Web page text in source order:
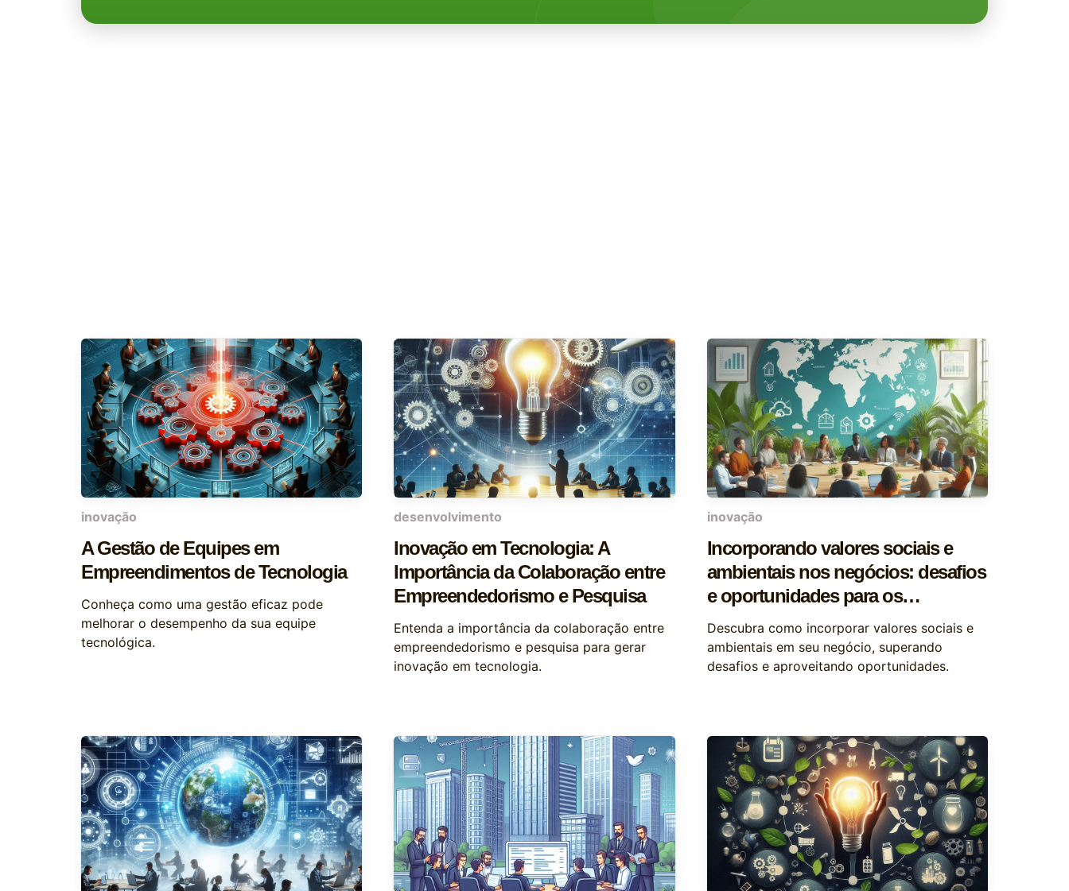
inovação
A Gestão de Equipes em
Empreendimentos de Tecnologia
Conheça como uma gestão eficaz pode
melhorar o desempenho da sua equipe
tecnológica.
desenvolvimento
Inovação em Tecnologia: A
Importância da Colaboração entre
Empreendedorismo e Pesquisa
Entenda a importância da colaboração entre
empreendedorismo e pesquisa para gerar
inovação em tecnologia.
inovação
Incorporando valores sociais e
ambientais nos negócios: desafios
e oportunidades para os
empreendedores
Descubra como incorporar valores sociais e
ambientais em seu negócio, superando
desafios e aproveitando oportunidades.